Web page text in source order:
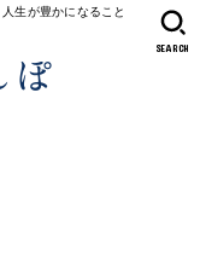
生が豊かになること
SEARCH